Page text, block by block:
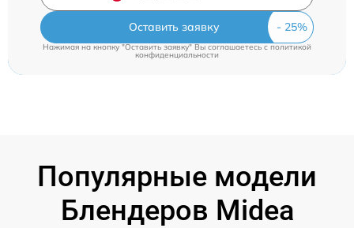
Оставить заявку
Нажимая на кнопку "Оставить заявку" Вы соглашаетесь cполитикой
конфиденциальности
Популярные модели
Блендеров Midea